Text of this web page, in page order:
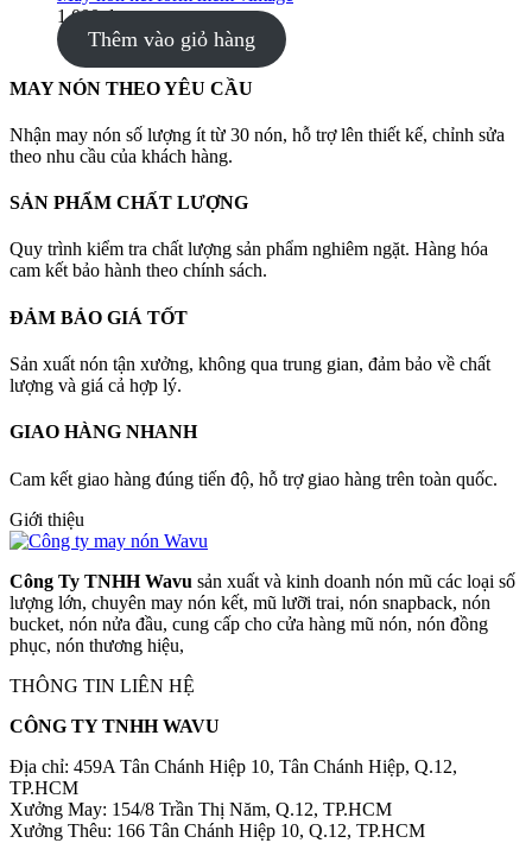
1.000₫
Thêm vào giỏ hàng
MAY NÓN THEO YÊU CẦU
Nhận may nón số lượng ít từ 30 nón, hỗ trợ lên thiết kế, chỉnh sửa
theo nhu cầu của khách hàng.
SẢN PHẨM CHẤT LƯỢNG
Quy trình kiểm tra chất lượng sản phẩm nghiêm ngặt. Hàng hóa
cam kết bảo hành theo chính sách.
ĐẢM BẢO GIÁ TỐT
Sản xuất nón tận xưởng, không qua trung gian, đảm bảo về chất
lượng và giá cả hợp lý.
GIAO HÀNG NHANH
Cam kết giao hàng đúng tiến độ, hỗ trợ giao hàng trên toàn quốc.
Giới thiệu
Công Ty TNHH Wavu sản xuất và kinh doanh nón mũ các loại số
lượng lớn, chuyên may nón kết, mũ lưỡi trai, nón snapback, nón
bucket, nón nửa đầu, cung cấp cho cửa hàng mũ nón, nón đồng
phục, nón thương hiệu,
THÔNG TIN LIÊN HỆ
CÔNG TY TNHH WAVU
Địa chỉ: 459A Tân Chánh Hiệp 10, Tân Chánh Hiệp, Q.12,
TP.HCM
Xưởng May: 154/8 Trần Thị Năm, Q.12, TP.HCM
Xưởng Thêu: 166 Tân Chánh Hiệp 10, Q.12, TP.HCM